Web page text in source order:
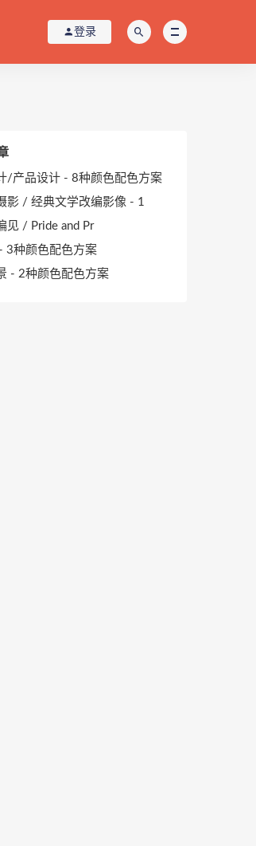
登录
/产品设计 - 8种颜色配色方案
影 / 经典文学改编影像 - 1
见 / Pride and Pr
3种颜色配色方案
- 2种颜色配色方案